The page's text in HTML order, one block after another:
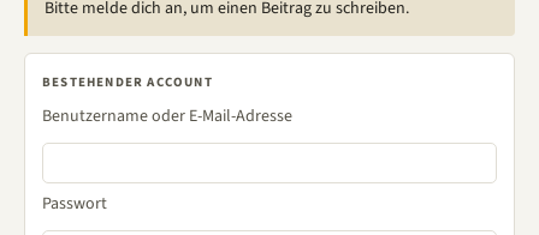
Bitte melde dich an, um einen Beitrag zu schreiben.
BESTEHENDER ACCOUNT
Benutzername oder E-Mail-Adresse
Passwort